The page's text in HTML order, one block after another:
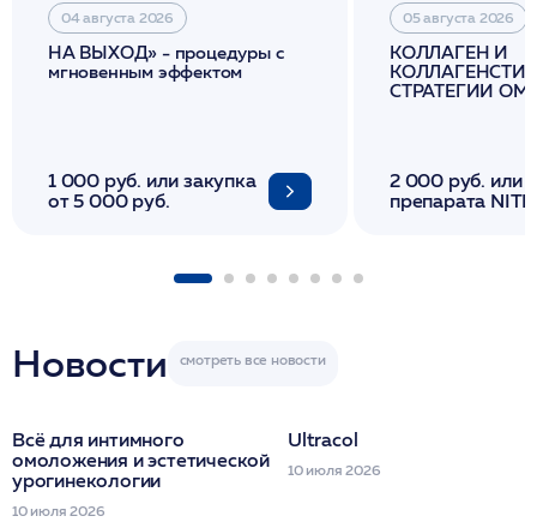
04 августа 2026
НА ВЫХОД» - процедуры с
мгновенным эффектом
1 000 руб. или закупка
от 5 000 руб.
05 августа 2026
КОЛЛАГЕН И
СТРАТЕГИИ
2 000 руб. или
препарата
Новости
Всё для интимного
омоложения и эстетической
урогинекологии
10 июля 2026
Ultracol
10 июля 2026